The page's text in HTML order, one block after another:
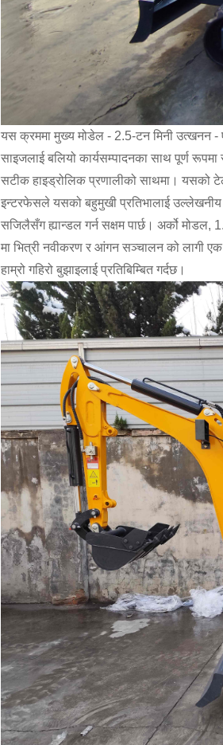
यस क्रममा मुख्य मोडेल - 2.5-टन मिनी उत्खनन - एक
साइजलाई बलियो कार्यसम्पादनका साथ पूर्ण
सटीक हाइड्रोलिक प्रणालीको साथमा। यसको
इन्टरफेसले यसको बहुमुखी प्रतिभालाई उल्लेखनीय
सजिलैसँग ह्यान्डल गर्न सक्षम पार्छ। अर्को
मा भित्री नवीकरण र आंगन सञ्चालन को लागी एक
हाम्रो गहिरो बुझाइलाई प्रतिबिम्बित गर्दछ।